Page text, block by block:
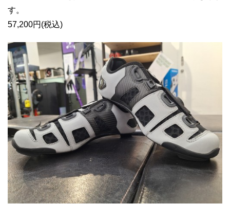
す。
57,200円(税込)